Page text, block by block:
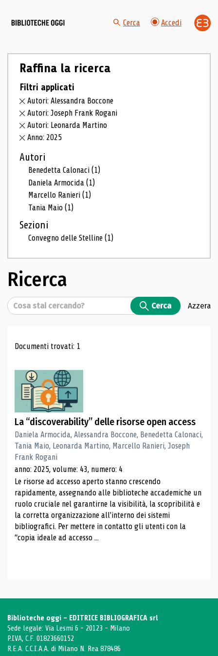
Cerca Accedi
Raffina la ricerca
Filtri applicati
Autori: Alessandra Boccone
Autori: Joseph Frank Rogani
Autori: Leonarda Martino
Anno: 2025
Autori
Benedetta Calonaci(1)
Daniela Armocida(1)
Marcello Ranieri(1)
Tania Maio(1)
Sezioni
Convegno delle Stelline(1)
Ricerca
Cerca Cerca Azzera
Risultati di ricerca
Documenti trovati: 1
La “discoverability” delle risorse open access
Daniela Armocida, Alessandra Boccone, Benedetta Calonaci,
Tania Maio, Leonarda Martino, Marcello Ranieri, Joseph
Frank Rogani
anno: 2025, volume: 43, numero: 4
Le risorse ad accesso aperto stanno crescendo
rapidamente, assegnando alle biblioteche accademiche un
ruolo cruciale nel garantirne la visibilità, la scopribilità e
la corretta organizzazione all'interno dei sistemi
bibliografici. Per mettere in contatto gli utenti con la
“copia ideale ad accesso ...
Biblioteche oggi - EDITRICE BIBLIOGRAFICA srl
Sede legale: Via Lesmi 6 - 20123 - Milano
P.IVA, C.F. 01823660152
R.E.A. C.C.I.A.A. di Milano N. Rea 878486